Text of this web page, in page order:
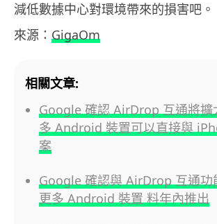
減低數據中心對環境帶來的損害吧。
來源： GigaOm
相關文章:
Google 確認 AirDrop 互通將
多 Android 裝置可以直接與
案
Google 確認與 AirDrop 互通功
更多 Android 裝置 料年內推出